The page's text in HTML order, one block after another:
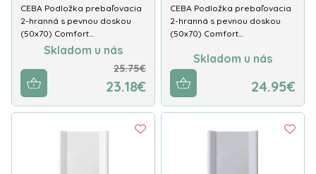
CEBA Podložka prebaľovacia
2-hranná s pevnou doskou
(50x70) Comfort…
Skladom u nás
25.75€
23.18€
CEBA Podložka prebaľovacia
2-hranná s pevnou doskou
(50x70) Comfort…
Skladom u nás
24.95€